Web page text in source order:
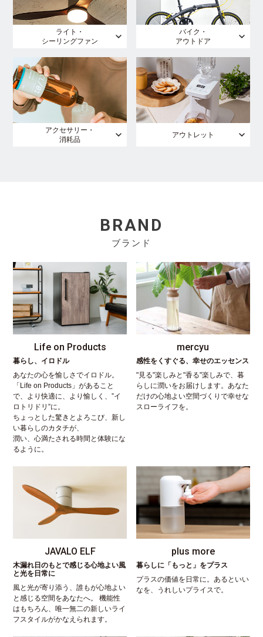
ライト・
シーリングファン
バイク・
アウトドア
アクセサリー・
消耗品
アウトレット
BRAND
ブランド
Life on Products
暮らし、イロドル
あなたの心を愉しさでイロドル。
「Life on Products」があること
で、より快適に、より愉しく、”イ
ロトリドリ”に。
ちょっとした驚きとよろこび、新し
い暮らしのカタチが、
潤い、心満たされる時間と体験にな
るように。
mercyu
感性をくすぐる、幸せのエッセンス
"見る"楽しみと"香る"楽しみで、暮
らしに潤いをお届けします。あなた
だけの心地よい空間づくりで幸せな
スローライフを。
JAVALO ELF
木漏れ日のもとで感じる心地よい風
と光を日常に
風と光が寄り添う、誰もが心地よい
と感じる空間をあなたへ。 機能性
はもちろん、唯一無二の新しいライ
フスタイルがかなえられます。
plus more
暮らしに「もっと」をプラス
プラスの価値を日常に。あるといい
なを、うれしいプライスで。